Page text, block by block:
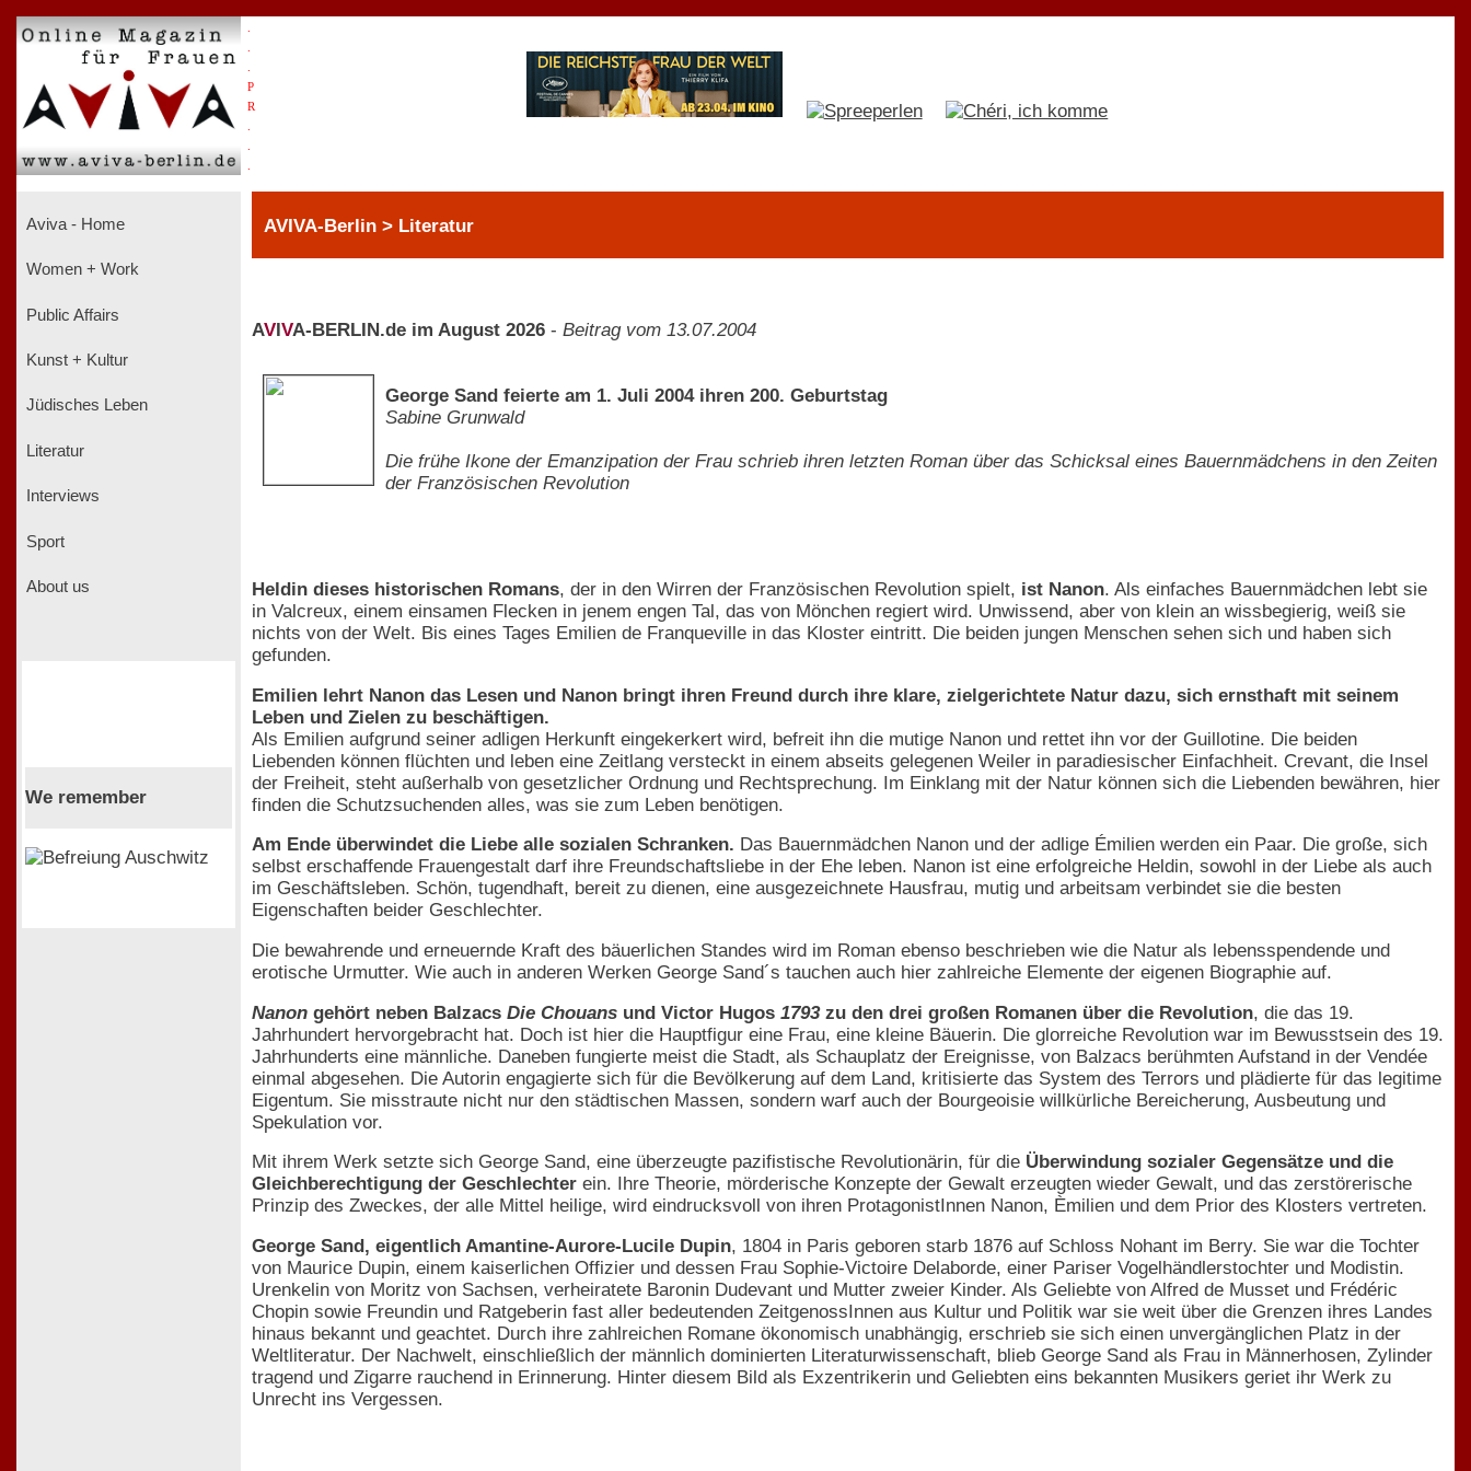
P
R
Aviva - Home
Women + Work
Public Affairs
Kunst + Kultur
Jüdisches Leben
Literatur
Interviews
Sport
About us
We remember
AVIVA-Berlin > Literatur
AV VA-BERLIN.de im August 2026 - Beitrag vom 13.07.2004
George Sand feierte am 1. Juli 2004 ihren 200. Geburtstag
Sabine Grunwald
Die frühe Ikone der Emanzipation der Frau schrieb ihren letzten Roman über das Schicksal eines Bauernmädchens in den Zeiten
der Französischen Revolution
Heldin dieses historischen Romans, der in den Wirren der Französischen Revolution spielt, ist Nanon. Als einfaches Bauernmädchen lebt sie
in Valcreux, einem einsamen Flecken in jenem engen Tal, das von Mönchen regiert wird. Unwissend, aber von klein an wissbegierig, weiß sie
nichts von der Welt. Bis eines Tages Emilien de Franqueville in das Kloster eintritt. Die beiden jungen Menschen sehen sich und haben sich
gefunden.
Emilien lehrt Nanon das Lesen und Nanon bringt ihren Freund durch ihre klare, zielgerichtete Natur dazu, sich ernsthaft mit seinem
Leben und Zielen zu beschäftigen.
Als Emilien aufgrund seiner adligen Herkunft eingekerkert wird, befreit ihn die mutige Nanon und rettet ihn vor der Guillotine. Die beiden
Liebenden können flüchten und leben eine Zeitlang versteckt in einem abseits gelegenen Weiler in paradiesischer Einfachheit. Crevant, die Insel
der Freiheit, steht außerhalb von gesetzlicher Ordnung und Rechtsprechung. Im Einklang mit der Natur können sich die Liebenden bewähren, hier
finden die Schutzsuchenden alles, was sie zum Leben benötigen.
Am Ende überwindet die Liebe alle sozialen Schranken. Das Bauernmädchen Nanon und der adlige Émilien werden ein Paar. Die große, sich
selbst erschaffende Frauengestalt darf ihre Freundschaftsliebe in der Ehe leben. Nanon ist eine erfolgreiche Heldin, sowohl in der Liebe als auch
im Geschäftsleben. Schön, tugendhaft, bereit zu dienen, eine ausgezeichnete Hausfrau, mutig und arbeitsam verbindet sie die besten
Eigenschaften beider Geschlechter.
Die bewahrende und erneuernde Kraft des bäuerlichen Standes wird im Roman ebenso beschrieben wie die Natur als lebensspendende und
erotische Urmutter. Wie auch in anderen Werken George Sand´s tauchen auch hier zahlreiche Elemente der eigenen Biographie auf.
Nanon gehört neben Balzacs Die Chouans und Victor Hugos 1793zu den drei großen Romanen über die Revolution, die das 19.
Jahrhundert hervorgebracht hat. Doch ist hier die Hauptfigur eine Frau, eine kleine Bäuerin. Die glorreiche Revolution war im Bewusstsein des 19.
Jahrhunderts eine männliche. Daneben fungierte meist die Stadt, als Schauplatz der Ereignisse, von Balzacs berühmten Aufstand in der Vendée
einmal abgesehen. Die Autorin engagierte sich für die Bevölkerung auf dem Land, kritisierte das System des Terrors und plädierte für das legitime
Eigentum. Sie misstraute nicht nur den städtischen Massen, sondern warf auch der Bourgeoisie willkürliche Bereicherung, Ausbeutung und
Spekulation vor.
Mit ihrem Werk setzte sich George Sand, eine überzeugte pazifistische Revolutionärin, für die Überwindung sozialer Gegensätze und die
Gleichberechtigung der Geschlechter ein. Ihre Theorie, mörderische Konzepte der Gewalt erzeugten wieder Gewalt, und das zerstörerische
Prinzip des Zweckes, der alle Mittel heilige, wird eindrucksvoll von ihren ProtagonistInnen Nanon, Èmilien und dem Prior des Klosters vertreten.
George Sand, eigentlich Amantine-Aurore-Lucile Dupin, 1804 in Paris geboren starb 1876 auf Schloss Nohant im Berry. Sie war die Tochter
von Maurice Dupin, einem kaiserlichen Offizier und dessen Frau Sophie-Victoire Delaborde, einer Pariser Vogelhändlerstochter und Modistin.
Urenkelin von Moritz von Sachsen, verheiratete Baronin Dudevant und Mutter zweier Kinder. Als Geliebte von Alfred de Musset und Frédéric
Chopin sowie Freundin und Ratgeberin fast aller bedeutenden ZeitgenossInnen aus Kultur und Politik war sie weit über die Grenzen ihres Landes
hinaus bekannt und geachtet. Durch ihre zahlreichen Romane ökonomisch unabhängig, erschrieb sie sich einen unvergänglichen Platz in der
Weltliteratur. Der Nachwelt, einschließlich der männlich dominierten Literaturwissenschaft, blieb George Sand als Frau in Männerhosen, Zylinder
tragend und Zigarre rauchend in Erinnerung. Hinter diesem Bild als Exzentrikerin und Geliebten eins bekannten Musikers geriet ihr Werk zu
Unrecht ins Vergessen.